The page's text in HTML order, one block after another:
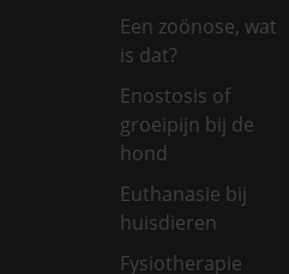
Een zoönose, wat
is dat?
Enostosis of
groeipijn bij de
hond
Euthanasie bij
huisdieren
Fysiotherapie